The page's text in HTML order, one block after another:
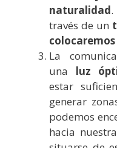
naturalidad
través de un
La
una luz
estar
generar
podemos
hacia